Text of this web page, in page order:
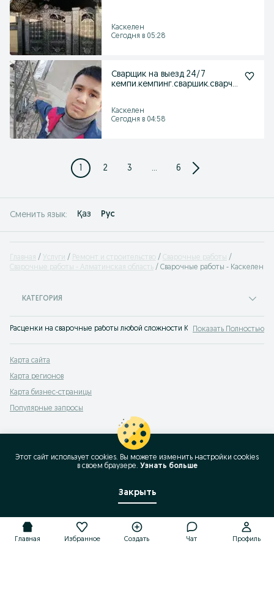
Каскелен
Сегодня в 05:28
Сварщик на выезд 24/7
кемпи.кемпинг.сваршик.сварчи
Каскелен
Сегодня в 04:58
1 2 3 ... 6
Сменить язык: Қаз Рус
Главная Услуги Ремонт и строительство
Сварочные работы
Сварочные работы - Алматинская область
Сварочные работы - Каскелен
КАТЕГОРИЯ
Расценки на сварочные работы любой сложности Каскелен. Сварка на
Показать Полностью
Карта сайта
Карта регионов
Карта бизнес-страницы
Популярные запросы
Главная Избранное Создать Чат Профиль
Этот сайт использует cookies. Вы можете изменить настройки cookies
в своeм браузере. Узнать больше
Закрыть